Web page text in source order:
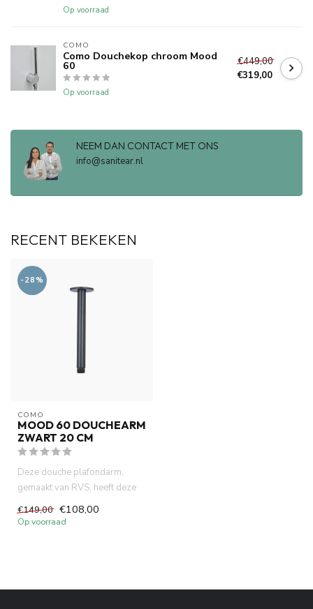
Op voorraad
COMO
Como Douchekop chroom Mood
60
Op voorraad
€449,00
€319,00
NEEM DAN CONTACT MET ONS
info@sanitear.nl
RECENT BEKEKEN
-28%
COMO
MOOD 60 DOUCHEARM
ZWART 20 CM
Deze douche plafondarm,
gemaakt van RVS, heeft deze
plafond douchearm heeft een ...
€149,00 €108,00
Op voorraad